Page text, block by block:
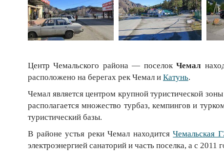
Центр Чемальского района — поселокЧемал
расположено на берегах рек Чемал и Катунь.
Чемал является центром крупной туристической
располагается множество турбаз, кемпингов и
туристический базы.
В районе устья реки Чемал находитсяЧемальская
электроэнергией санаторий и часть поселка, а с